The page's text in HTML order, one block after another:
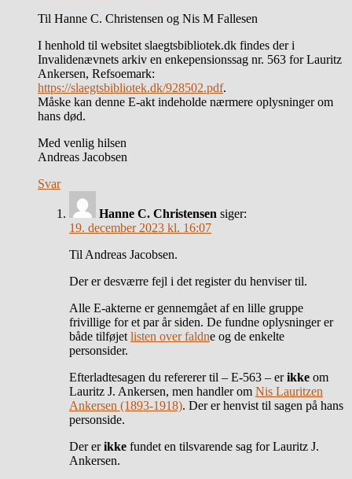
Til Hanne C. Christensen og Nis M Fallesen
I henhold til websitet slaegtsbibliotek.dk findes der i
Invalidenævnets arkiv en enkepensionssag nr. 563 for Lauritz
Ankersen, Refsoemark:
https://slaegtsbibliotek.dk/928502.pdf.
Måske kan denne E-akt indeholde nærmere oplysninger om
hans død.
Med venlig hilsen
Andreas Jacobsen
Svar
Hanne C. Christensen siger:
19. december 2023 kl. 16:07
Til Andreas Jacobsen.
Der er desværre fejl i det register du henviser til.
Alle E-akterne er gennemgået af en lille gruppe
frivillige for et par år siden. De fundne oplysninger er
både tilføjet listen over faldne og de enkelte
personsider.
Efterladtesagen du refererer til – E-563 – erikke om
Lauritz J. Ankersen, men handler om Nis Lauritzen
Ankersen (1893-1918). Der er henvist til sagen på hans
personside.
Der erikke fundet en tilsvarende sag for Lauritz J.
Ankersen.